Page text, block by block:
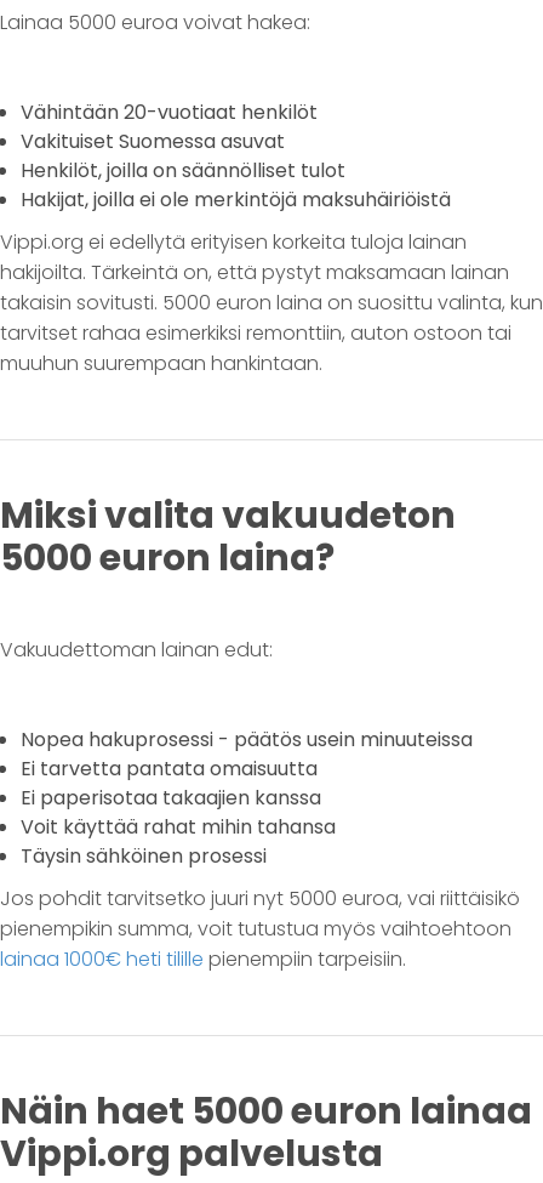
Lainaa 5000 euroa voivat hakea:
Vähintään 20-vuotiaat henkilöt
Vakituiset Suomessa asuvat
Henkilöt, joilla on säännölliset tulot
Hakijat, joilla ei ole merkintöjä maksuhäiriöistä
Vippi.org ei edellytä erityisen korkeita tuloja lainan
hakijoilta. Tärkeintä on, että pystyt maksamaan lainan
takaisin sovitusti. 5000 euron laina on suosittu valinta, kun
tarvitset rahaa esimerkiksi remonttiin, auton ostoon tai
muuhun suurempaan hankintaan.
Miksi valita vakuudeton
5000 euron laina?
Vakuudettoman lainan edut:
Nopea hakuprosessi - päätös usein minuuteissa
Ei tarvetta pantata omaisuutta
Ei paperisotaa takaajien kanssa
Voit käyttää rahat mihin tahansa
Täysin sähköinen prosessi
Jos pohdit tarvitsetko juuri nyt 5000 euroa, vai riittäisikö
pienempikin summa, voit tutustua myös vaihtoehtoon
lainaa 1000€ heti tilille pienempiin tarpeisiin.
Näin haet 5000 euron lainaa
Vippi.org palvelusta